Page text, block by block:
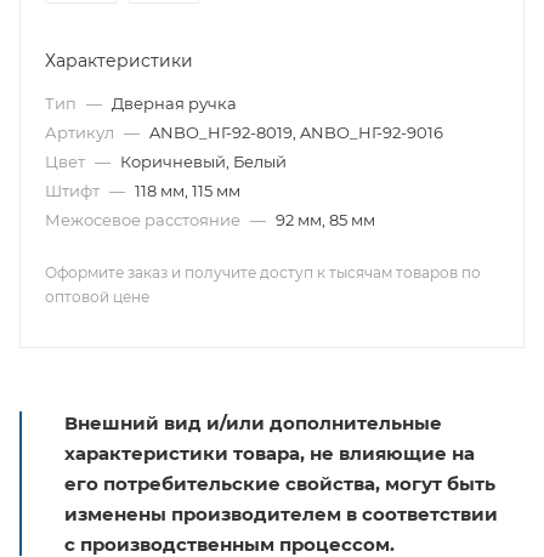
Характеристики
Тип — Дверная ручка
Артикул — ANBO_НГ-92-8019, ANBO_НГ-92-9016
Цвет — Коричневый, Белый
Штифт — 118 мм, 115 мм
Межосевое расстояние — 92 мм, 85 мм
Оформите заказ и получите доступ к тысячам товаров по
оптовой цене
Внешний вид и/или дополнительные
характеристики товара, не влияющие на
его потребительские свойства, могут быть
изменены производителем в соответствии
с производственным процессом.